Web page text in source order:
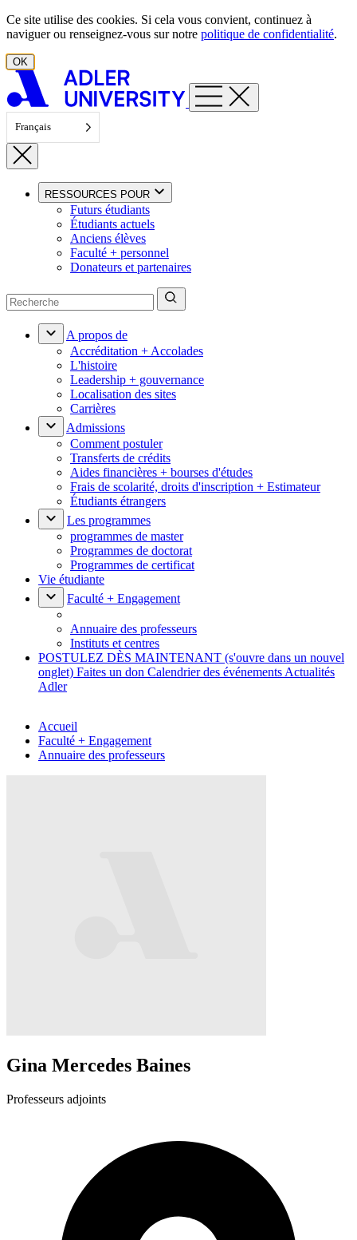
Aller au contenu
Ce site utilise des cookies. Si cela vous convient, continuez à
naviguer ou renseignez-vous sur notre politique de confidentialité.
OK
Français
RESSOURCES POUR
Futurs étudiants
Étudiants actuels
Anciens élèves
Faculté + personnel
Donateurs et partenaires
A propos de
Accréditation + Accolades
L'histoire
Leadership + gouvernance
Localisation des sites
Carrières
Admissions
Comment postuler
Transferts de crédits
Aides financières + bourses d'études
Frais de scolarité, droits d'inscription + Estimateur
Étudiants étrangers
Les programmes
programmes de master
Programmes de doctorat
Programmes de certificat
Vie étudiante
Faculté + Engagement
Annuaire des professeurs
Instituts et centres
POSTULEZ DÈS MAINTENANT (s'ouvre dans un nouvel
onglet) Faites un don Calendrier des événements Actualités
Adler
Accueil
Faculté + Engagement
Annuaire des professeurs
Gina Mercedes Baines
Professeurs adjoints